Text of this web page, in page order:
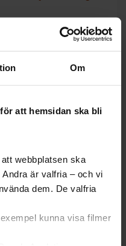
Om
att hemsidan ska bli
webbplatsen ska
är valfria – och vi
dem. De valfria
kunna visa filmer
kommun stora
till omorganisationer.
och
och
ansträngd och
2017 beslutades
för att teckna